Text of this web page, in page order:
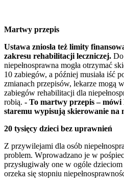
Martwy przepis
Ustawa zniosła też limity
zakresu rehabilitacji leczniczej. Do
niepełnosprawna mogła otrzymać
10 zabiegów, a później musiała iść
zmianach przepisów, lekarze mogą
zabiegów rehabilitacji dla
robią. - To martwy przepis –
staremu wypisują skierowanie na
20 tysięcy dzieci bez uprawnień
Z przywilejami dla osób
problem. Wprowadzano je w
przysługiwały one w ogóle
orzeka się stopniu